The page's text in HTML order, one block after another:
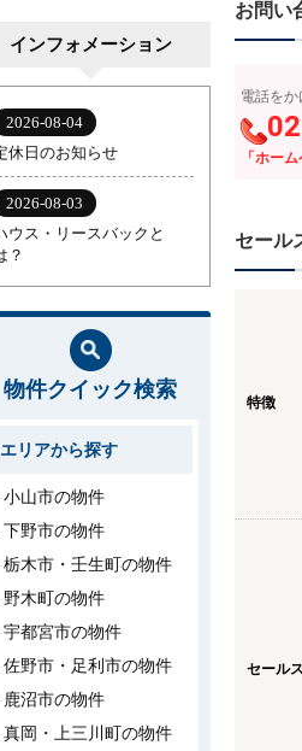
お問い
電話を
「ホー
セール
特徴
セール
インフォメーション
物件クイック検索
エリアから探す
小山市の物件
下野市の物件
栃木市・壬生町の物件
野木町の物件
宇都宮市の物件
佐野市・足利市の物件
鹿沼市の物件
真岡・上三川町の物件